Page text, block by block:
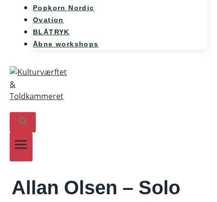
Popkorn Nordic
Ovation
BLÅTRYK
Åbne workshops
​Allan Olsen – Solo